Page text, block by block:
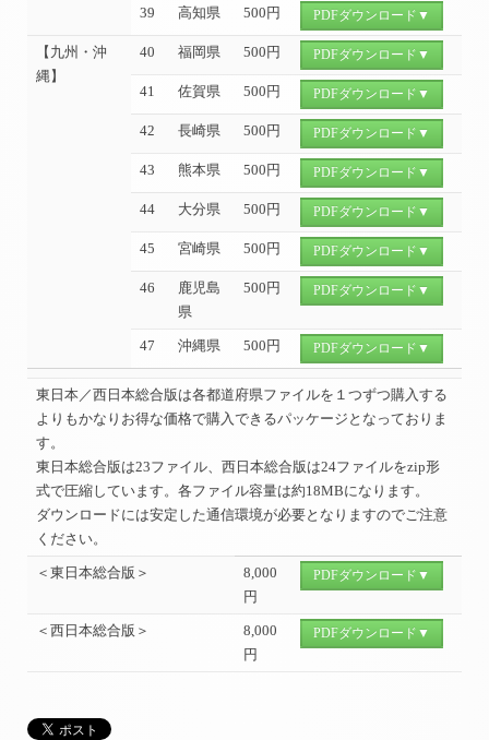
39 高知県 500円 PDFダウンロード▼
【九州・沖
縄】
40 福岡県 500円 PDFダウンロード▼
41 佐賀県 500円 PDFダウンロード▼
42 長崎県 500円 PDFダウンロード▼
43 熊本県 500円 PDFダウンロード▼
44 大分県 500円 PDFダウンロード▼
45 宮崎県 500円 PDFダウンロード▼
46
鹿児島
県
500円 PDFダウンロード▼
47 沖縄県 500円 PDFダウンロード▼
東日本／西日本総合版は各都道府県ファイルを１つずつ購入する
よりもかなりお得な価格で購入できるパッケージとなっておりま
す。
東日本総合版は23ファイル、西日本総合版は24ファイルをzip形
式で圧縮しています。各ファイル容量は約18MBになります。
ダウンロードには安定した通信環境が必要となりますのでご注意
ください。
＜東日本総合版＞
8,000
円
PDFダウンロード▼
＜西日本総合版＞
8,000
円
PDFダウンロード▼